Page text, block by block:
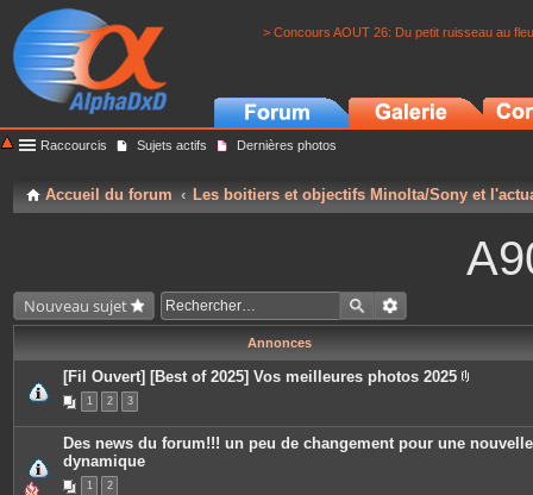
> Concours AOUT 26: Du petit ruisseau au
Raccourcis Sujets actifs Dernières photos
Accueil du forum Les boitiers et objectifs Minolta/Sony et
Nouveau sujet
Annonces
[Fil Ouvert] [Best of 2025] Vos meilleures photos 2025
c
e
1 2 3
Des news du forum!!! un peu de changement pour une nouvelle
dynamique
1 2